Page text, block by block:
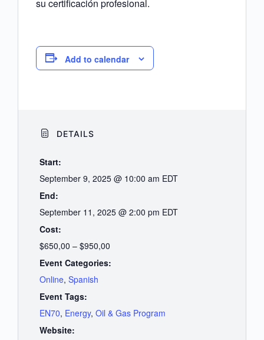
su certificación profesional.
Add to calendar
DETAILS
Start:
September 9, 2025 @ 10:00 am EDT
End:
September 11, 2025 @ 2:00 pm EDT
Cost:
$650,00 – $950,00
Event Categories:
Online, Spanish
Event Tags:
EN70, Energy, Oil & Gas Program
Website: